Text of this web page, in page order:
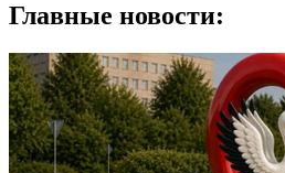
Главные новости: